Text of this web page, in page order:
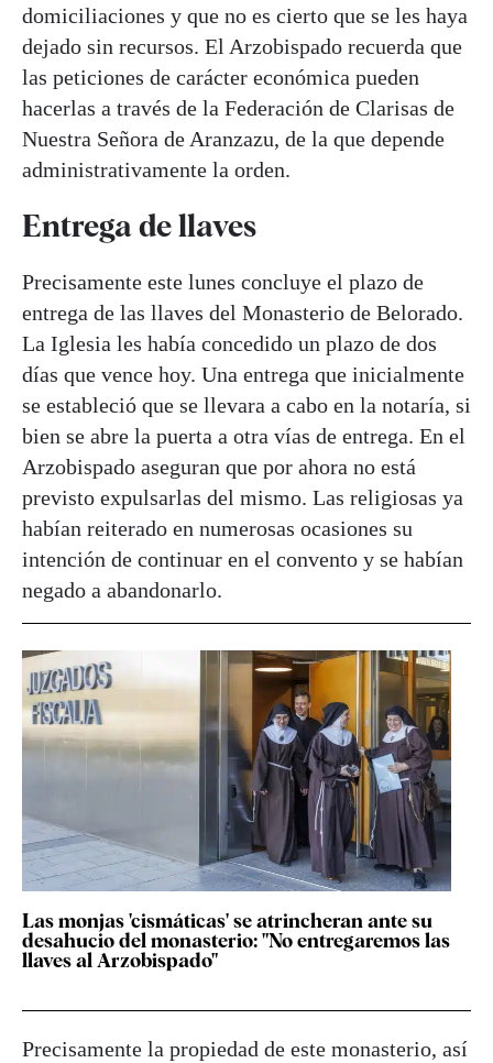
domiciliaciones y que no es cierto que se les haya
dejado sin recursos. El Arzobispado recuerda que
las peticiones de carácter económica pueden
hacerlas a través de la Federación de Clarisas de
Nuestra Señora de Aranzazu, de la que depende
administrativamente la orden.
Entrega de llaves
Precisamente este lunes concluye el plazo de
entrega de las llaves del Monasterio de Belorado.
La Iglesia les había concedido un plazo de dos
días que vence hoy. Una entrega que inicialmente
se estableció que se llevara a cabo en la notaría, si
bien se abre la puerta a otra vías de entrega. En el
Arzobispado aseguran que por ahora no está
previsto expulsarlas del mismo. Las religiosas ya
habían reiterado en numerosas ocasiones su
intención de continuar en el convento y se habían
negado a abandonarlo.
Las monjas 'cismáticas' se atrincheran ante su
desahucio del monasterio: "No entregaremos las
llaves al Arzobispado"
Precisamente la propiedad de este monasterio, así